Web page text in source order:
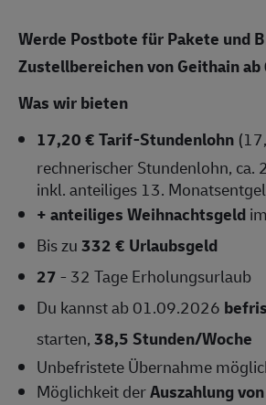
Werde Postbote für Pakete und
Zustellbereichen von Geithain
Was wir bieten
17,20 € Tarif-Stundenlohn
rechnerischer Stundenlohn,
inkl. anteiliges 13.
+ anteiliges Weihnachtsgeld
Bis zu332 € Urlaubsgeld
27- 32 Tage Erholungsurlaub
Du kannst ab 01.09.2026
starten,38,5 Stunden/Woche
Unbefristete Übernahme
Möglichkeit derAuszahlung